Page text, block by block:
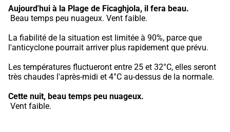
Aujourd'hui à la Plage de Ficaghjola, il fera beau.
Beau temps peu nuageux. Vent faible.
La fiabilité de la situation est limitée à 90%, parce que
l'anticyclone pourrait arriver plus rapidement que prévu.
Les températures fluctueront entre 25 et 32°C, elles seront
très chaudes l'après-midi et 4°C au-dessus de la normale.
Cette nuit, beau temps peu nuageux.
Vent faible.